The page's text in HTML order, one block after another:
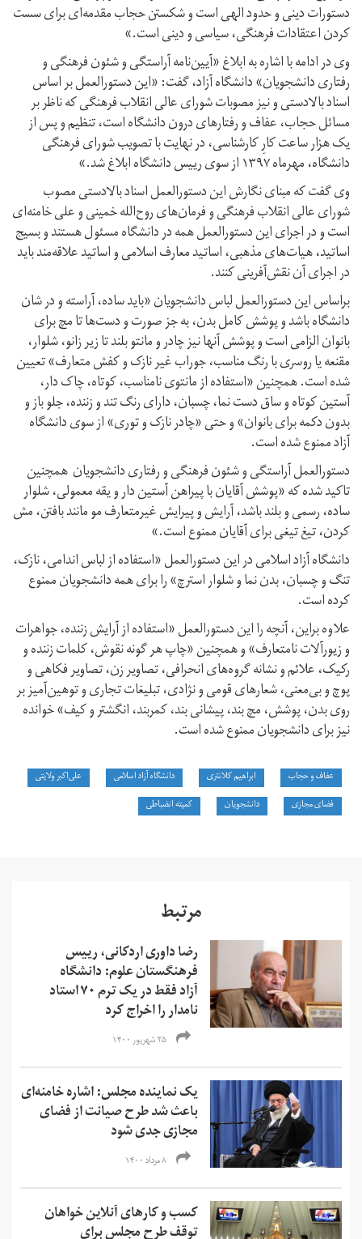
دستورات دینی و حدود الهی است و شکستن حجاب مقدمه‌ای برای سست
کردن اعتقادات فرهنگی، سیاسی و دینی است.»
وی در ادامه با اشاره به ابلاغ «آیین‌نامه آراستگی و شئون فرهنگی و
رفتاری دانشجویان» دانشگاه آزاد، گفت: «این دستورالعمل بر اساس
اسناد بالادستی و نیز مصوبات شورای عالی انقلاب فرهنگی که ناظر بر
مسائل حجاب، عفاف و رفتارهای درون دانشگاه است، تنظیم و پس از
یک هزار ساعت کارِ کارشناسی، در نهایت با تصویب شورای فرهنگی
دانشگاه، مهرماه ۱۳۹۷ از سوی رییس دانشگاه ابلاغ شد.»
وی گفت که مبنای نگارش این دستورالعمل اسناد بالادستی مصوب
شورای عالی انقلاب فرهنگی و فرمان‌های روح‌الله خمینی و علی خامنه‌ای
است و در اجرای این دستورالعمل همه در دانشگاه مسئول هستند و بسیج
اساتید، هیات‌های مذهبی، اساتید معارف اسلامی و اساتید علاقه‌مند باید
در اجرای آن نقش‌آفرینی کنند.
براساس این دستورالعمل لباس دانشجویان «باید ساده، آراسته و در‌ شان
دانشگاه باشد و پوشش کامل بدن، به جز صورت و دست‌ها تا مچ برای
بانوان الزامی است و پوشش آنها نیز چادر و مانتو بلند تا زیر زانو، شلوار،
مقنعه یا روسری با رنگ مناسب، جوراب غیر نازک و کفش متعارف» تعیین
شده است. همچنین «استفاده از مانتوی نامناسب، کوتاه، چاک دار،
آستین کوتاه و ساق دست نما، چسبان، دارای رنگ تند و زننده، جلو باز و
بدون دکمه برای بانوان» و حتی «چادر نازک و توری» از سوی دانشگاه
آزاد ممنوع شده است.
دستورالعمل آراستگی و شئون فرهنگی و رفتاری دانشجویان همچنین
تاکید شده که «پوشش آقایان با پیراهن آستین دار و یقه معمولی، شلوار
ساده، رسمی و بلند باشد، آرایش و پیرایش غیرمتعارف مو مانند بافتن، مش
کردن، تیغ تیغی برای آقایان ممنوع است.»
دانشگاه آزاد اسلامی در این دستورالعمل «استفاده از لباس اندامی، نازک،
تنگ و چسبان، بدن نما و شلوار استرچ» را برای همه دانشجویان ممنوع
کرده است.
علاوه براین، آنچه را این دستورالعمل «استفاده از آرایش زننده، جواهرات
و زیورآلات نامتعارف» و همچنین «چاپ هر گونه نقوش، کلمات زننده و
رکیک، علائم و نشانه گروه‌های انحرافی، تصاویر زن، تصاویر فکاهی و
پوچ و بی‌معنی، شعار‌های قومی و نژادی، تبلیغات تجاری و توهین‌آمیز بر
روی بدن، پوشش، مچ بند، پیشانی بند، کمربند، انگشتر و کیف» خوانده
نیز برای دانشجویان ممنوع شده است.
عفاف و حجاب ابراهیم کلانتری دانشگاه آزاد اسلامی
علی‌اکبر ولایتی
فضای مجازی
دانشجویان کمیته انضباطی
مرتبط
رضا داوری اردکانی، رییس
فرهنگستان علوم: دانشگاه
آزاد فقط در یک ترم ۷۰ استاد
نامدار را اخراج کرد
۲۵ شهریور ۱۴۰۰
یک نماینده مجلس: اشاره خامنه‌ای
باعث شد طرح صیانت از فضای
مجازی جدی شود
۸ مرداد ۱۴۰۰
کسب و کارهای آنلاین خواهان